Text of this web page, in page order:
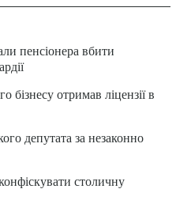
пенсіонера вбити
бізнесу отримав ліцензії в
депутата за незаконно
столичну